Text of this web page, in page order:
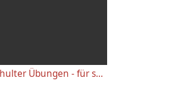
Yoga Schulter Übungen - für starke gesunde Schultern, gegen Schulterschmerzen